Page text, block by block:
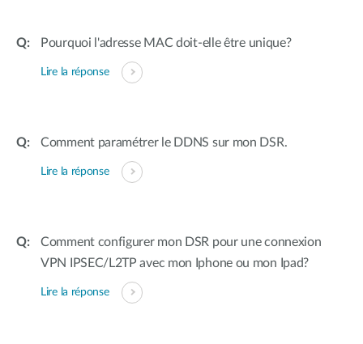
Pourquoi l'adresse MAC doit-elle être unique?
Lire la réponse
Comment paramétrer le DDNS sur mon DSR.
Lire la réponse
Comment configurer mon DSR pour une connexion
VPN IPSEC/L2TP avec mon Iphone ou mon Ipad?
Lire la réponse